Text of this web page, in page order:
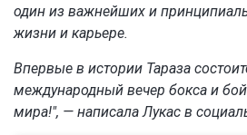
один из важнейших и
жизни и карьере.
Впервые в истории Тараза
международный вечер бокса и
мира!", — написала Лукас в